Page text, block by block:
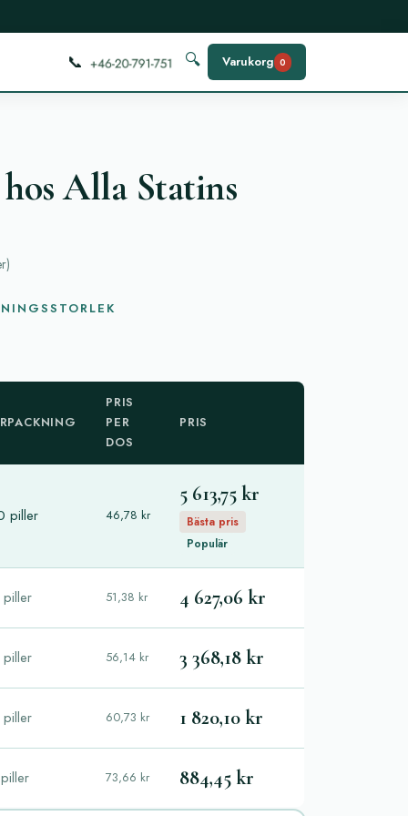
📞 🔍 Varukorg 0
Alla Statins
)
PRIS
PER
DOS
PRIS
piller 46,78 kr
5 613,75 kr
Bästa pris
Populär
51,38 kr 4 627,06 kr
56,14 kr 3 368,18 kr
60,73 kr 1 820,10 kr
73,66 kr 884,45 kr